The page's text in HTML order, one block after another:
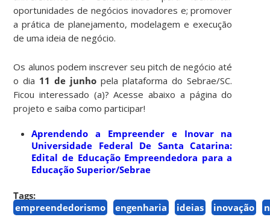
oportunidades de negócios inovadores e; promover
a prática de planejamento, modelagem e execução
de uma ideia de negócio.
Os alunos podem inscrever seu pitch de negócio até
o dia 11 de junho pela plataforma do Sebrae/SC.
Ficou interessado (a)? Acesse abaixo a página do
projeto e saiba como participar!
Aprendendo a Empreender e Inovar na
Universidade Federal De Santa Catarina:
Edital de Educação Empreendedora para a
Educação Superior/Sebrae
Tags:
empreendedorismo
engenharia ideias inovação